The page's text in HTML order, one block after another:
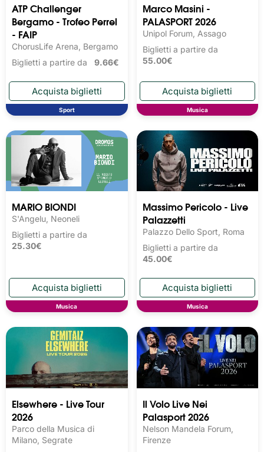
ATP Challenger
Bergamo - Trofeo Perrel
- FAIP
ChorusLife Arena, Bergamo
Biglietti a partire da 9.66€
Sport
Marco Masini -
PALASPORT 2026
Unipol Forum, Assago
Biglietti a partire da
55.00€
Musica
MARIO BIONDI
S'Angelu, Neoneli
Biglietti a partire da
25.30€
Musica
Massimo Pericolo - Live
Palazzetti
Palazzo Dello Sport, Roma
Biglietti a partire da
45.00€
Musica
Elsewhere - Live Tour
2026
Parco della Musica di
Milano, Segrate
Il Volo Live Nei
Palasport 2026
Nelson Mandela Forum,
Firenze